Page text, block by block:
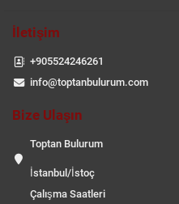
İletişim
+905524246261
info@toptanbulurum.com
Bize Ulaşın
Toptan Bulurum
İstanbul/İstoç
Çalışma Saatleri